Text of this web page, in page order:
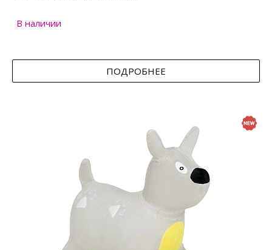
В наличии
ПОДРОБНЕЕ